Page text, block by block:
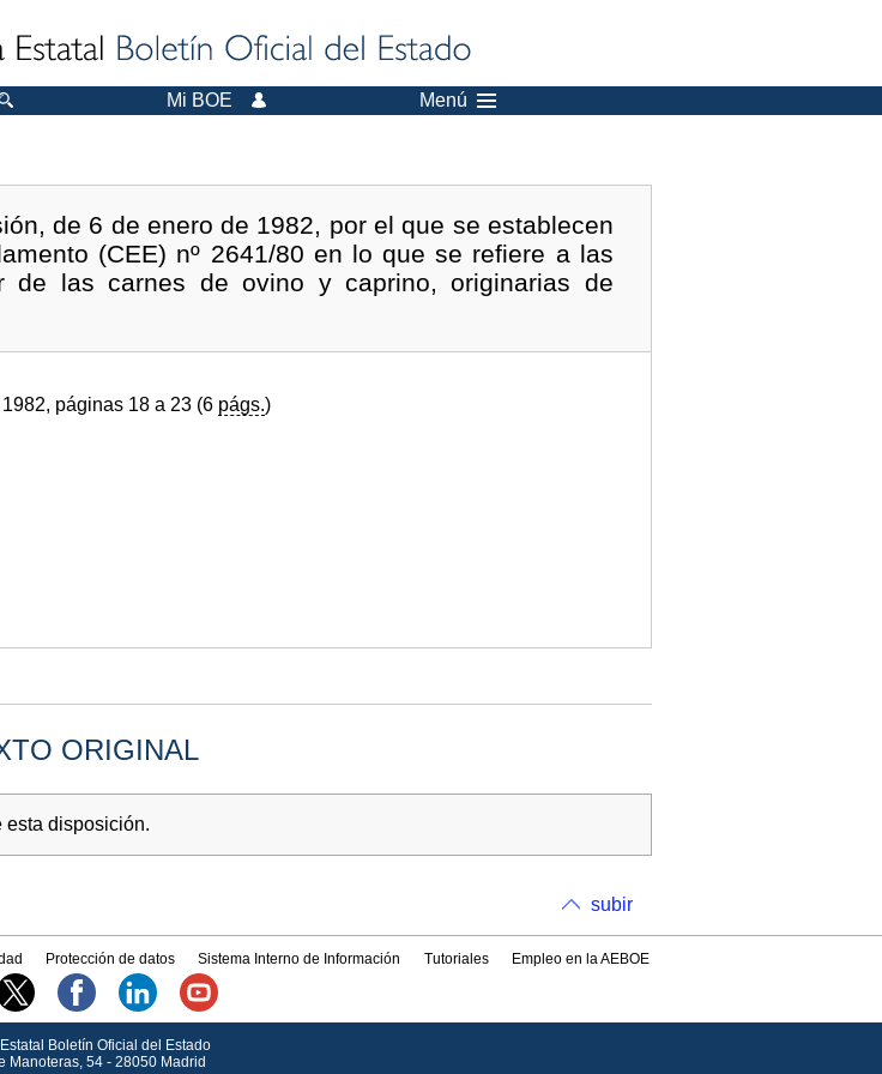
Mi BOE Menú
de 6 de enero de 1982, por el que se establecen
(CEE) nº 2641/80 en lo que se refiere a las
de las carnes de ovino y caprino, originarias de
páginas 18 a 23 (6 págs.)
ORIGINAL
esta disposición.
subir
Protección de datos Sistema Interno de Información Tutoriales Empleo en la AEBOE
Boletín Oficial del Estado
Manoteras, 54 - 28050 Madrid